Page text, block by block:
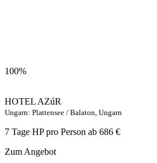
100%
HOTEL AZúR
Ungarn: Plattensee / Balaton, Ungarn
7 Tage HP pro Person ab 686 €
Zum Angebot